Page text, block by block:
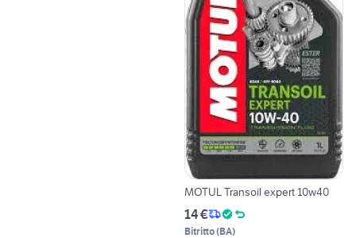
MOTUL Transoil expert 10w40
14 €
Bitritto(BA)